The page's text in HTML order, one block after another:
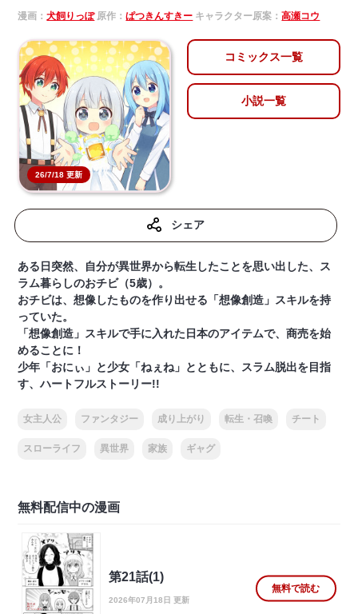
漫画：犬飼りっぽ原作：ぱつきんすきー キャラクター原案：高瀬コウ
26/7/18 更新
コミックス一覧
小説一覧
シェア
ある日突然、自分が異世界から転生したことを思い出した、ス
ラム暮らしのおチビ（5歳）。
おチビは、想像したものを作り出せる「想像創造」スキルを持
っていた。
「想像創造」スキルで手に入れた日本のアイテムで、商売を始
めることに！
少年「おにぃ」と少女「ねぇね」とともに、スラム脱出を目指
す、ハートフルストーリー!!
女主人公 ファンタジー 成り上がり 転生・召喚 チート
スローライフ 異世界 家族 ギャグ
無料配信中の漫画
第21話(1)
2026年07月18日 更新
無料で読む